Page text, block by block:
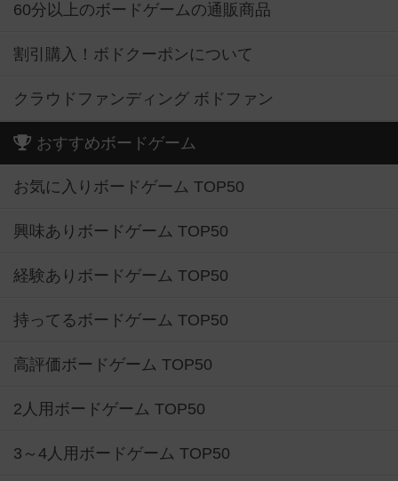
60分以上のボードゲームの通販商品
割引購入！ボドクーポンについて
クラウドファンディング ボドファン
おすすめボードゲーム
お気に入りボードゲーム TOP50
興味ありボードゲーム TOP50
経験ありボードゲーム TOP50
持ってるボードゲーム TOP50
高評価ボードゲーム TOP50
2人用ボードゲーム TOP50
3～4人用ボードゲーム TOP50